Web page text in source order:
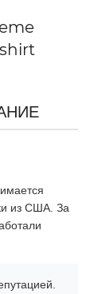
из США. За